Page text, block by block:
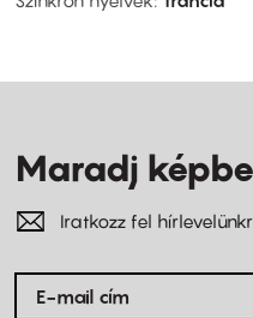
Maradj
Iratkozz fel